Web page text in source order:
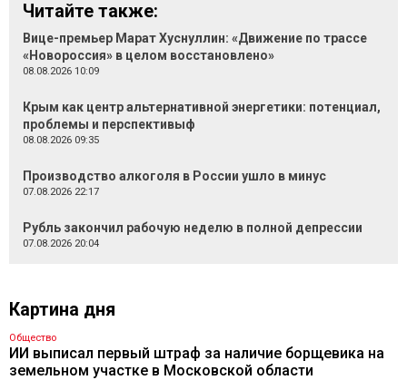
Читайте также:
Вице-премьер Марат Хуснуллин: «Движение по трассе
«Новороссия» в целом восстановлено»
08.08.2026 10:09
Крым как центр альтернативной энергетики: потенциал,
проблемы и перспективыф
08.08.2026 09:35
Производство алкоголя в России ушло в минус
07.08.2026 22:17
Рубль закончил рабочую неделю в полной депрессии
07.08.2026 20:04
Картина дня
Общество
ИИ выписал первый штраф за наличие борщевика на
земельном участке в Московской области